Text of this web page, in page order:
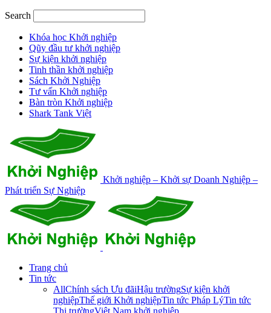
Search
Khóa học Khởi nghiệp
Qũy đầu tư khởi nghiệp
Sự kiện khởi nghiệp
Tinh thần khởi nghiệp
Sách Khởi Nghiệp
Tư vấn Khởi nghiệp
Bàn tròn Khởi nghiệp
Shark Tank Việt
Khởi nghiệp – Khởi sự Doanh Nghiệp –
Phát triển Sự Nghiệp
Trang chủ
Tin tức
AllChính sách Ưu đãiHậu trườngSự kiện khởi
nghiệpThế giới Khởi nghiệpTin tức Pháp LýTin tức
Thị trườngViệt Nam khởi nghiệp